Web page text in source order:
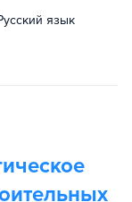
русский язык